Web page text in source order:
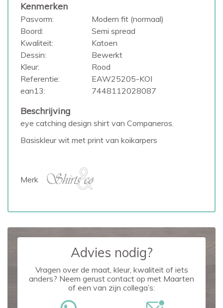
Kenmerken
Pasvorm:
Modern fit (normaal)
Boord:
Semi spread
Kwaliteit:
Katoen
Dessin:
Bewerkt
Kleur:
Rood
Referentie:
EAW25205-KOI
ean13:
7448112028087
Beschrijving
eye catching design shirt van Companeros.
Basiskleur wit met print van koikarpers
Merk
Advies nodig?
Vragen over de maat, kleur, kwaliteit of iets
anders? Neem gerust contact op met Maarten
of een van zijn collega’s: